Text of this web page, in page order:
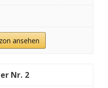
ansehen
2